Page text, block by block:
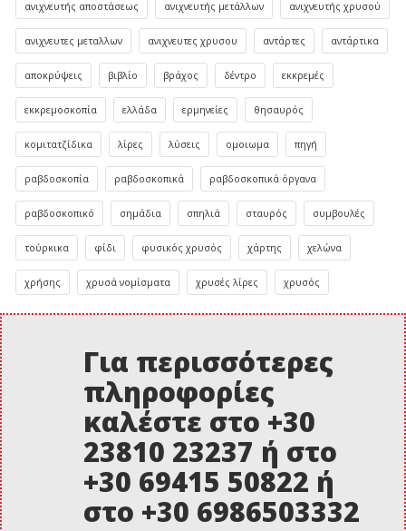
ανιχνευτής αποστάσεως ανιχνευτής μετάλλων ανιχνευτής χρυσού
ανιχνευτες μεταλλων ανιχνευτες χρυσου αντάρτες αντάρτικα
αποκρύψεις βιβλίο βράχος δέντρο εκκρεμές
εκκρεμοσκοπία ελλάδα ερμηνείες θησαυρός
κομιτατζίδικα λίρες λύσεις ομοιωμα πηγή
ραβδοσκοπία ραβδοσκοπικά ραβδοσκοπικά όργανα
ραβδοσκοπικό σημάδια σπηλιά σταυρός συμβουλές
τούρκικα φίδι φυσικός χρυσός χάρτης χελώνα
χρήσης χρυσά νομίσματα χρυσές λίρες χρυσός
Για περισσότερες
πληροφορίες
καλέστε στο +30
23810 23237 ή στο
+30 69415 50822 ή
στο +30 6986503332